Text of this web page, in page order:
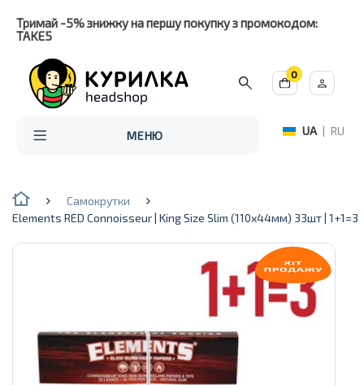
Тримай -5% знижку на першу покупку з промокодом:
TAKE5
0
МЕНЮ UA | RU
Самокрутки
Elements RED Connoisseur | King Size Slim (110х44мм) 33шт | 1+1=3